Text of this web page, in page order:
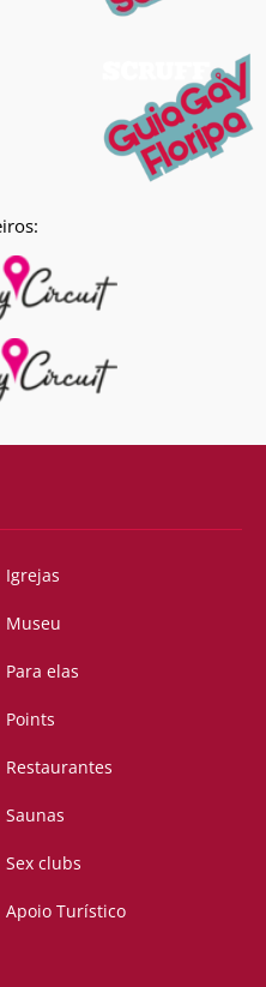
Igrejas
Museu
Para elas
Points
Restaurantes
Saunas
Sex clubs
Apoio Turístico